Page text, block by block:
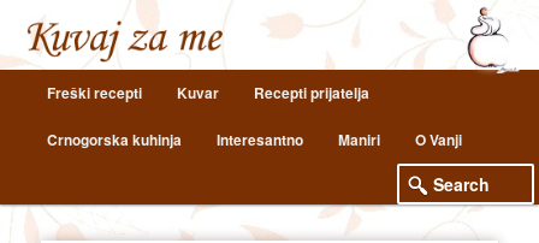
Skip
to
primary
Skip
to
secondary
Freški recepti Kuvar Recepti prijatelja
Crnogorska kuhinja Interesantno Maniri O Vanji